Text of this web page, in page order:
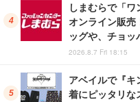
しまむらで「
オンライン販売
ッグや、チョ
2026.8.7 Fri 18:15
アベイルで『キ
着にピッタリな